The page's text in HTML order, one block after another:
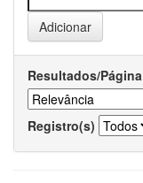
Resultados/Página
Registro(s)